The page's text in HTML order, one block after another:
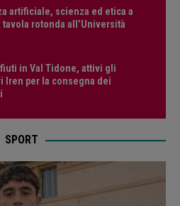
artificiale, scienza ed etica a
rotonda all’Università
in Val Tidone, attivi gli
Iren per la consegna dei
SPORT